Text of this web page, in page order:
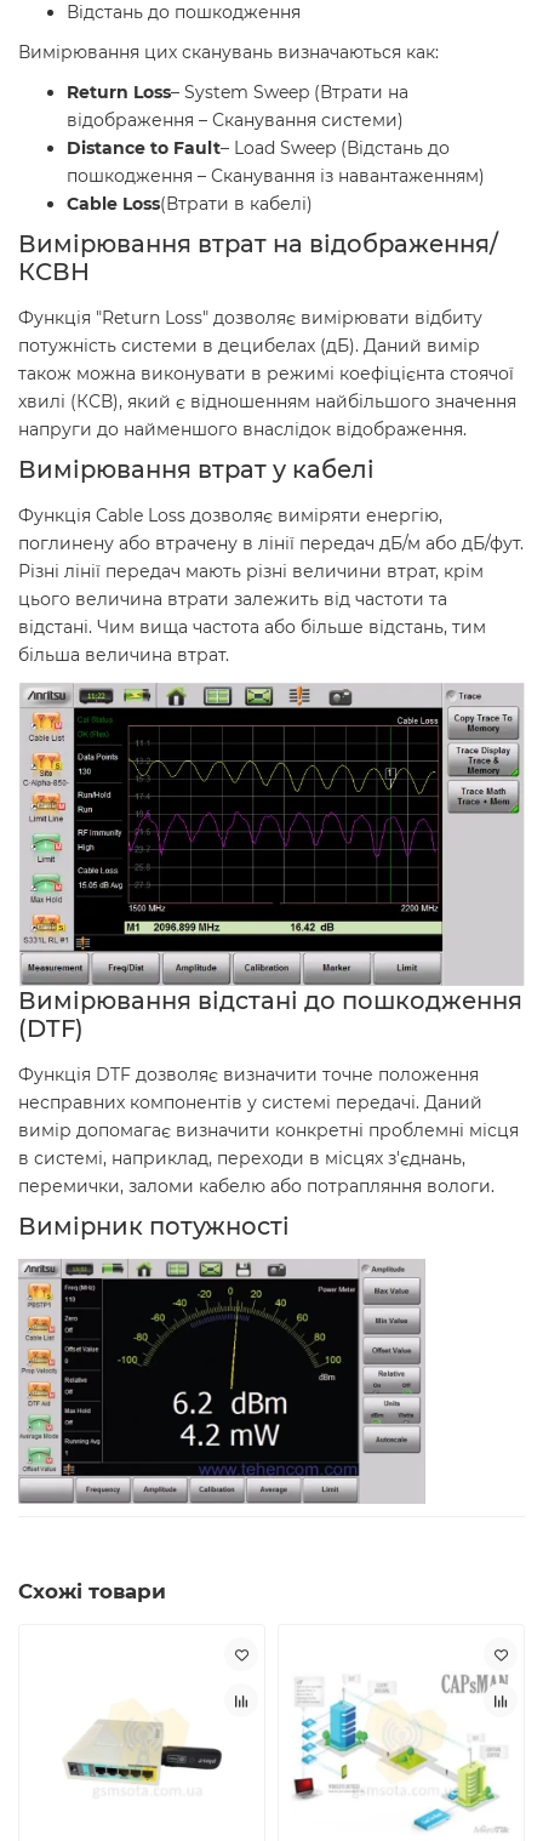
Відстань до пошкодження
Вимірювання цих сканувань визначаються как:
Return Loss– System Sweep (Втрати на
відображення – Сканування системи)
Distance to Fault– Load Sweep (Відстань до
пошкодження – Сканування із навантаженням)
Cable Loss(Втрати в кабелі)
Вимірювання втрат на відображення/
КСВН
Функція "Return Loss" дозволяє вимірювати відбиту
потужність системи в децибелах (дБ). Даний вимір
також можна виконувати в режимі коефіцієнта стоячої
хвилі (КСВ), який є відношенням найбільшого значення
напруги до найменшого внаслідок відображення.
Вимірювання втрат у кабелі
Функція Cable Loss дозволяє виміряти енергію,
поглинену або втрачену в лінії передач дБ/м або дБ/фут.
Різні лінії передач мають різні величини втрат, крім
цього величина втрати залежить від частоти та
відстані. Чим вища частота або більше відстань, тим
більша величина втрат.
Вимірювання відстані до пошкодження
(DTF)
Функція DTF дозволяє визначити точне положення
несправних компонентів у системі передачі. Даний
вимір допомагає визначити конкретні проблемні місця
в системі, наприклад, переходи в місцях з'єднань,
перемички, заломи кабелю або потрапляння вологи.
Вимірник потужності
Схожі товари